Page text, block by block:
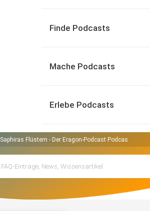
Finde Podcasts
Mache Podcasts
Erlebe Podcasts
Saphiras Flüstern - Der Eragon-Podcast Podcast